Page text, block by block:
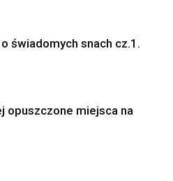
świadomych snach cz.1.
opuszczone miejsca na